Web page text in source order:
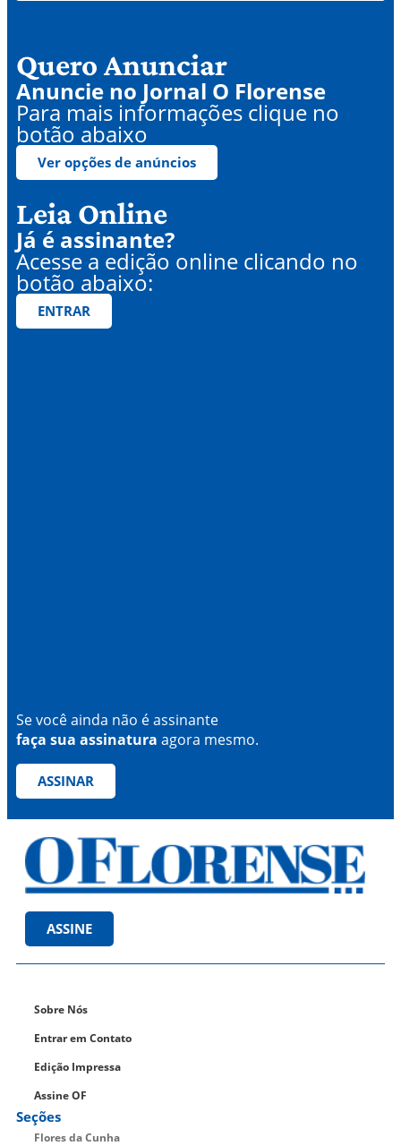
Quero Anunciar
Anuncie no Jornal O Florense
Para mais informações clique no
botão abaixo
Ver opções de anúncios
Leia Online
Já é assinante?
Acesse a edição online clicando no
botão abaixo:
ENTRAR
Se você ainda não é assinante
faça sua assinatura agora mesmo.
ASSINAR
ASSINE
Sobre Nós
Entrar em Contato
Edição Impressa
Assine OF
Seções
Flores da Cunha